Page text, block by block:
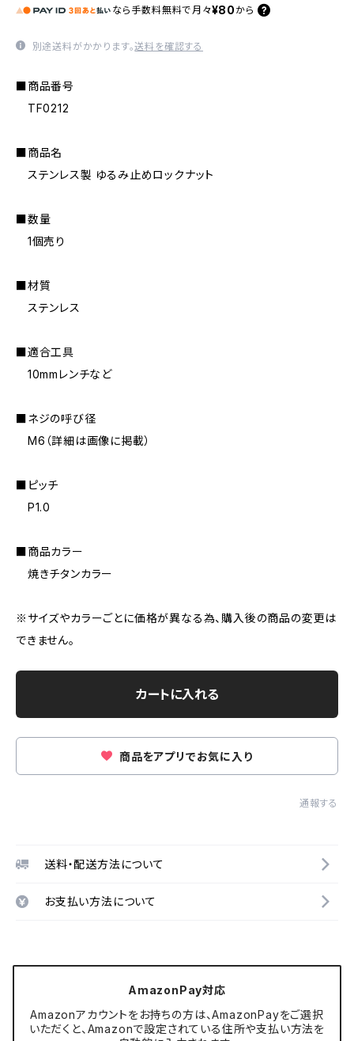
なら 手数料無料で 月々¥80 から
別途送料がかかります。送料を確認する
■商品番号
TF0212
■商品名
ステンレス製 ゆるみ止めロックナット
■数量
1個売り
■材質
ステンレス
■適合工具
10mmレンチなど
■ネジの呼び径
M6（詳細は画像に掲載）
■ピッチ
P1.0
■商品カラー
焼きチタンカラー
※サイズやカラーごとに価格が異なる為、購入後の商品の変更は
できません。
カートに入れる
商品をアプリでお気に入り
通報する
送料・配送方法について
お支払い方法について
AmazonPay対応
Amazonアカウントをお持ちの方は、AmazonPayをご選択
いただくと、Amazonで設定されている住所や支払い方法を